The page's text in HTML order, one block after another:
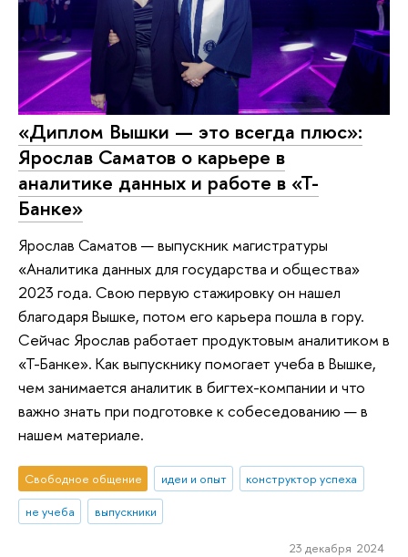
«Диплом Вышки — это всегда плюс»:
Ярослав Саматов о карьере в
аналитике данных и работе в «Т-
Банке»
Ярослав Саматов — выпускник магистратуры
«Аналитика данных для государства и общества»
2023 года. Свою первую стажировку он нашел
благодаря Вышке, потом его карьера пошла в гору.
Сейчас Ярослав работает продуктовым аналитиком в
«Т-Банке». Как выпускнику помогает учеба в Вышке,
чем занимается аналитик в бигтех-компании и что
важно знать при подготовке к собеседованию — в
нашем материале.
Свободное общение идеи и опыт
конструктор успеха
не учеба
выпускники
23 декабря 2024